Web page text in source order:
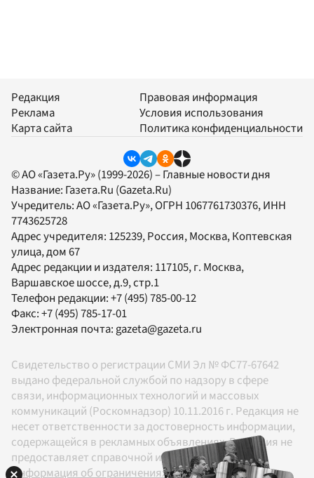
Редакция
Реклама
Карта сайта
Правовая информация
Условия использования
Политика конфиденциальности
© АО «Газета.Ру» (1999-2026) – Главные новости дня
Название: Газета.Ru (Gazeta.Ru)
Учредитель:АО «Газета.Ру», ОГРН 1067761730376, ИНН
7743625728
Адрес учредителя: 125239, Россия, Москва, Коптевская
улица, дом 67
Адрес редакции и издателя: 117105, г. Москва,
Варшавское шоссе, д.9, стр.1
Телефон редакции:+7 (495) 785-00-12
Факс:+7 (495) 785-17-01
Электронная почта:gazeta@gazeta.ru
Свидетельство о регистрации СМИ Эл № ФС77-67642
выдано федеральной службой по надзору в сфере
связи, информационных технологий и массовых
коммуникаций (Роскомнадзор) 10.11.2016 г. Редакция не
несет ответственности за достоверность информации,
содержащейся в рекламных объявлениях. Редакция не
предоставляет справочной информации.
Информация об ограничениях